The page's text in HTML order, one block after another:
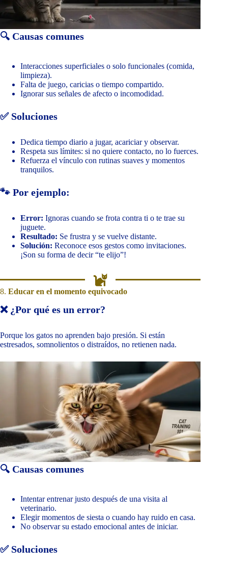
🔍 Causas comunes
Interacciones superficiales o solo funcionales (comida,
limpieza).
Falta de juego, caricias o tiempo compartido.
Ignorar sus señales de afecto o incomodidad.
✅ Soluciones
Dedica tiempo diario a jugar, acariciar y observar.
Respeta sus límites: si no quiere contacto, no lo fuerces.
Refuerza el vínculo con rutinas suaves y momentos
tranquilos.
🐾 Por ejemplo:
Error: Ignoras cuando se frota contra ti o te trae su
juguete.
Resultado: Se frustra y se vuelve distante.
Solución: Reconoce esos gestos como invitaciones.
¡Son su forma de decir “te elijo”!
8. Educar en el momento equivocado
❌ ¿Por qué es un error?
Porque los gatos no aprenden bajo presión. Si están
estresados, somnolientos o distraídos, no retienen nada.
🔍 Causas comunes
Intentar entrenar justo después de una visita al
veterinario.
Elegir momentos de siesta o cuando hay ruido en casa.
No observar su estado emocional antes de iniciar.
✅ Soluciones